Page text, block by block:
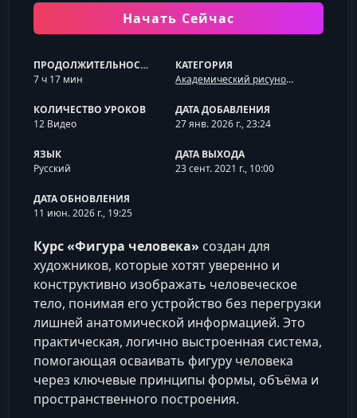
Начать Сейчас
ПРОДОЛЖИТЕЛЬНОСТЬ
7 ч 17 мин
КАТЕГОРИЯ
Академический рисунок и анатомия
КОЛИЧЕСТВО УРОКОВ
12 Видео
ДАТА ДОБАВЛЕНИЯ
27 янв. 2026 г., 23:24
ЯЗЫК
Русский
ДАТА ВЫХОДА
23 сент. 2021 г., 10:00
ДАТА ОБНОВЛЕНИЯ
11 июн. 2026 г., 19:25
Курс «Фигура человека» создан для
художников, которые хотят уверенно и
конструктивно изображать человеческое
тело, понимая его устройство без перегрузки
лишней анатомической информацией. Это
практическая, логично выстроенная система,
помогающая осваивать фигуру человека
через ключевые принципы формы, объёма и
пространственного построения.